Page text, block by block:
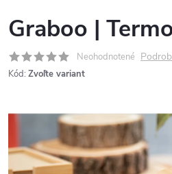
Graboo |
Neohodnotené
Kód: Zvoľte variant